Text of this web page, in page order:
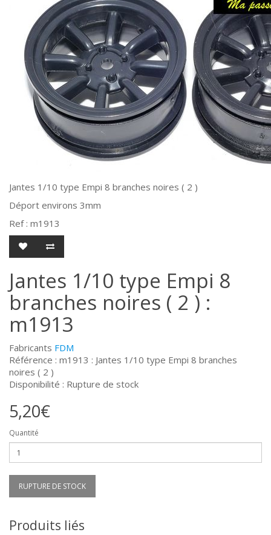
Jantes 1/10 type Empi 8 branches noires ( 2 )
Déport environs 3mm
Ref : m1913
Jantes 1/10 type Empi 8
branches noires ( 2 ) :
m1913
Fabricants FDM
Référence : m1913 : Jantes 1/10 type Empi 8 branches
noires ( 2 )
Disponibilité : Rupture de stock
5,20€
Quantité
RUPTURE DE STOCK
Produits liés